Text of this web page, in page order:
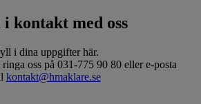
kontakt med oss
i dina uppgifter här.
oss på 031-775 90 80 eller e-posta
kontakt@hmaklare.se